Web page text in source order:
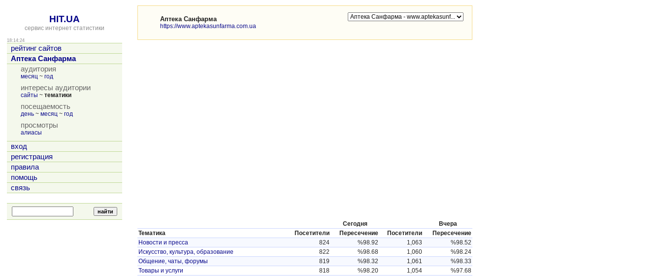
HIT.UA
сервис интернет статистики
18:14:24
рейтинг сайтов
Аптека Санфарма
аудитория
месяц ~ год
интересы аудитории
сайты ~ тематики
посещаемость
день ~ месяц ~ год
просмотры
алиасы
вход
регистрация
правила
помощь
связь
Аптека Санфарма
https://www.aptekasunfarma.com.ua
Сегодня
Вчера
Тематика
Посетители Пересечение Посетители
Пересечение
Новости и пресса
824 %98.92 1,063
%98.52
Искусство, культура, образование
822 %98.68 1,060
%98.24
Общение, чаты, форумы
819 %98.32 1,061
%98.33
Товары и услуги
818 %98.20 1,054
%97.68